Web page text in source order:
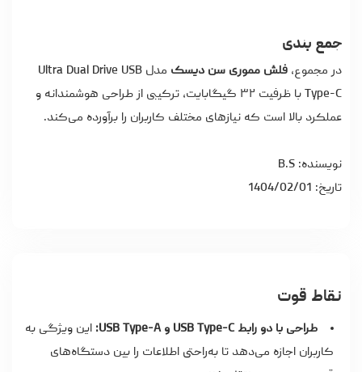
جمع بندی
در مجموع، فلش مموری سن دیسک
مدل Ultra Dual Drive USB
Type-C با ظرفیت ۳۲ گیگابایت، ترکیبی از طراحی هوشمندانه و
عملکرد بالا است که نیازهای مختلف کاربران را برآورده می‌کند.
نویسنده: B.S
تاریخ: 1404/02/01
نقاط قوت
طراحی با دو رابط USB Type-C و USB Type-A:
این ویژگی به
کاربران اجازه می‌دهد تا به‌راحتی اطلاعات را بین دستگاه‌های